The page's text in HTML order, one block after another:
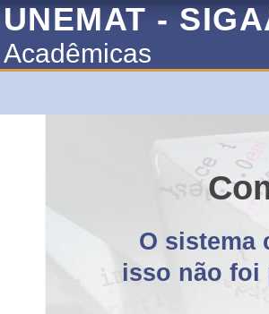
UNEMAT -
Acadêmicas
O sistema
isso não foi